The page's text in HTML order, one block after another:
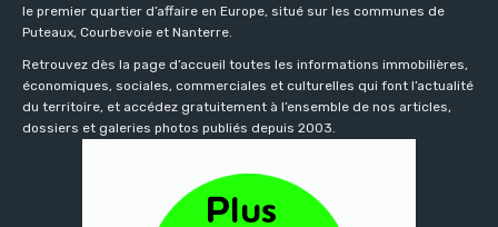
le premier quartier d’affaire en Europe, situé sur les communes de
Puteaux, Courbevoie et Nanterre.
Retrouvez dès la page d’accueil toutes les informations immobilières,
économiques, sociales, commerciales et culturelles qui font l’actualité
du territoire, et accédez gratuitement à l’ensemble de nos articles,
dossiers et galeries photos publiés depuis 2003.